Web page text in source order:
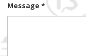
Message *